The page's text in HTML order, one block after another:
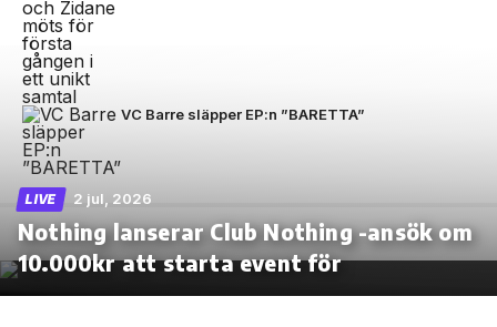
VC Barre släpper EP:n ”BARETTA”
LIVE 2 jul, 2026
Nothing lanserar Club Nothing -ansök om
10.000kr att starta event för